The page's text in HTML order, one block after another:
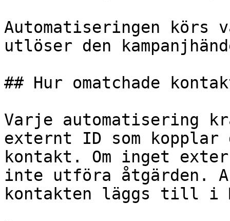
Automatiseringen körs
utlöser den
## Hur omatchade
Varje automatisering
externt ID som
kontakt. Om inget
inte utföra åtgärden.
kontakten läggs till i